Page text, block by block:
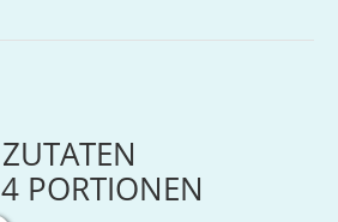
ZUTATEN
4 PORTIONEN